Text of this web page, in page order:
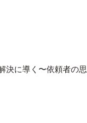
決に導く〜依頼者の思